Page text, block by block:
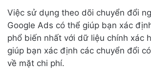
Việc sử dụng theo dõi chuyển đổi
Google Ads có thể giúp bạn xác
phổ biến nhất với dữ liệu chính xác
giúp bạn xác định các chuyển đổi
về mặt chi phí.